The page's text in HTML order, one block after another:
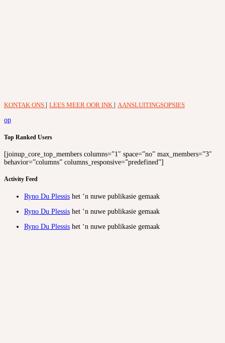
KONTAK ONS LEES MEER OOR INK
AANSLUITINGSOPSIES
op
Top Ranked Users
[joinup_core_top_members columns=”1″ space=”no” max_members=”3″
behavior=”columns” columns_responsive=”predefined”]
Activity Feed
Ryno Du Plessis het ‘n nuwe publikasie gemaak
Ryno Du Plessis het ‘n nuwe publikasie gemaak
Ryno Du Plessis het ‘n nuwe publikasie gemaak